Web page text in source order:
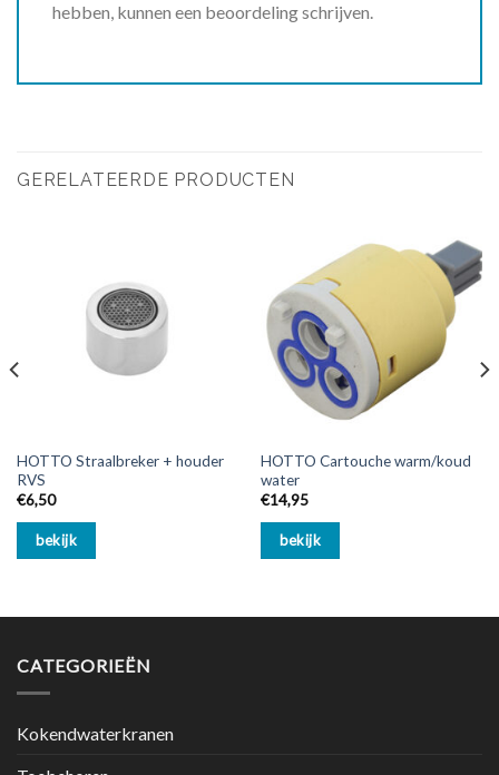
hebben, kunnen een beoordeling schrijven.
GERELATEERDE PRODUCTEN
HOTTO Straalbreker + houder
RVS
€6,50
bekijk
HOTTO Cartouche warm/koud
water
€14,95
bekijk
CATEGORIEËN
Kokendwaterkranen